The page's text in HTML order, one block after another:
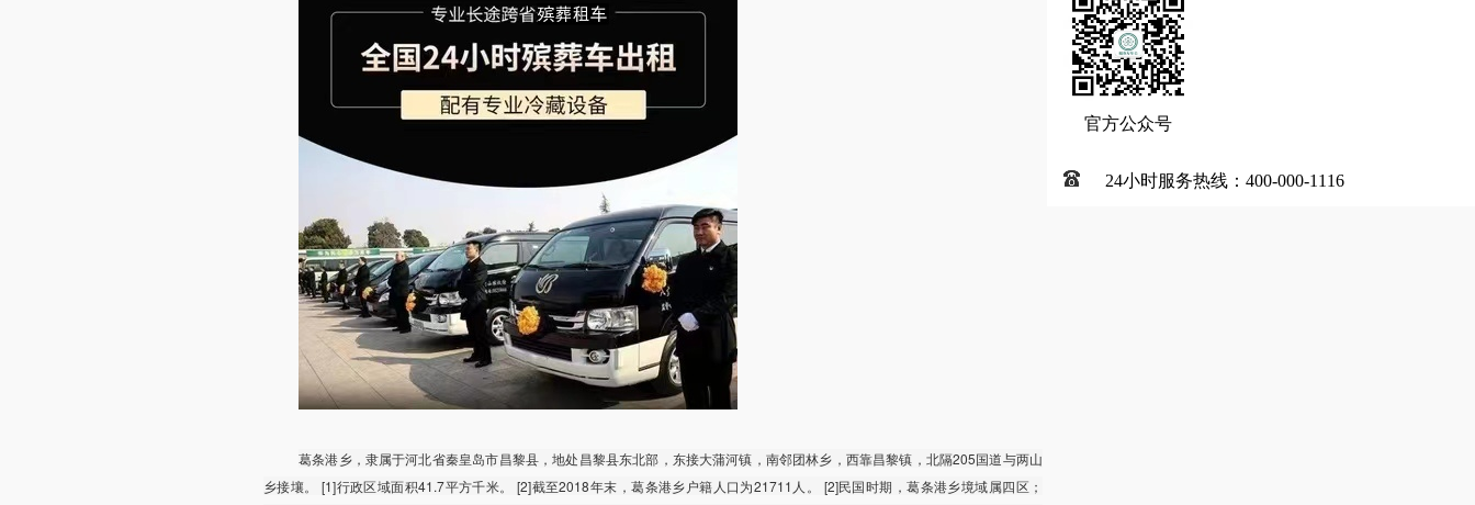
葛条港乡，隶属于河北省秦皇岛市昌黎县，地处昌黎县东北部，东接大蒲河镇，南邻团林乡，西靠昌黎镇，北隔205国道与两山
乡接壤。 [1]行政区域面积41.7平方千米。 [2]截至2018年末，葛条港乡户籍人口为21711人。 [2]民国时期，葛条港乡境域属四区；
官方公众号
24小时服务热线：400-000-1116